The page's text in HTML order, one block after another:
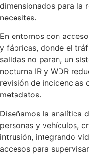
dimensionados para la
necesites.
En entornos con
y fábricas, donde el
salidas no paran, un
nocturna IR y WDR
revisión de incidencias
metadatos.
Diseñamos la analítica
personas y vehículos,
intrusión, integrando
accesos para